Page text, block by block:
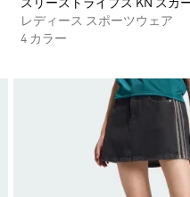
スリーストライプス KN スカ
レディース スポーツウェア
4 カラー
ほしいものリストに追加